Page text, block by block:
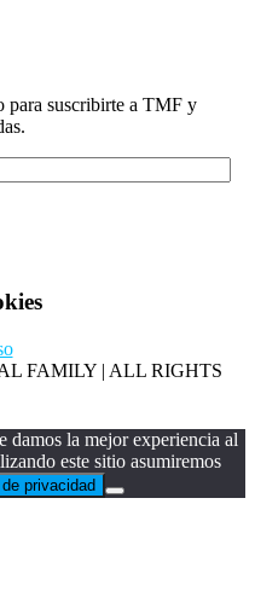
para suscribirte a TMF y
FAMILY | ALL RIGHTS
damos la mejor experiencia al
este sitio asumiremos
privacidad